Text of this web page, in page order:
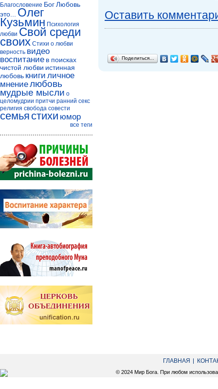
Оставить
Поделиться…
Благословение БогЛюбовь
это...
Олег
Кузьмин Психология
любви Свой среди
своих Стихи о любви
верность видео
воспитание в поисках
чистой любви истинная
любовь книги личное
мнениелюбовь
мудрые мысли о
целомудрии притчи ранний секс
религия свобода совести
семья стихи юмор
все теги
ГЛАВНАЯ
© 2024 Мир Бога. При любом